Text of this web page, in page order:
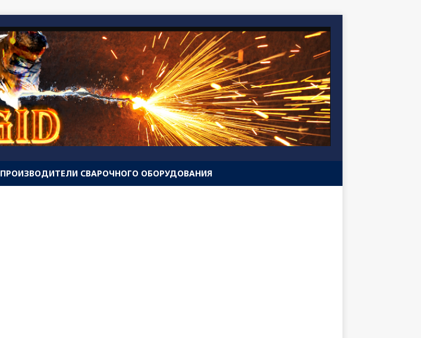
ПРОИЗВОДИТЕЛИ СВАРОЧНОГО ОБОРУДОВАНИЯ